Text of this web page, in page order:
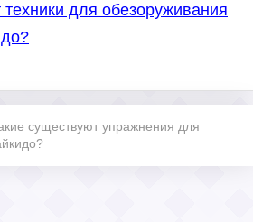
для обезоруживания
существуют упражнения для